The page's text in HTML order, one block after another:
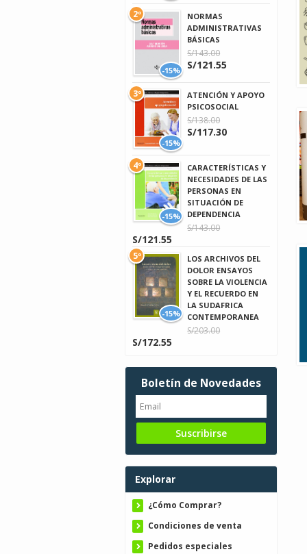
-15%
NORMAS
ADMINISTRATIVAS
BÁSICAS
S/143.00
S/121.55
2º
-15%
ATENCIÓN Y APOYO
PSICOSOCIAL
S/138.00
S/117.30
3º
-15%
CARACTERÍSTICAS Y
NECESIDADES DE LAS
PERSONAS EN
SITUACIÓN DE
DEPENDENCIA
S/143.00
S/121.55
4º
-15%
LOS ARCHIVOS DEL
DOLOR ENSAYOS
SOBRE LA VIOLENCIA
Y EL RECUERDO EN
LA SUDAFRICA
CONTEMPORANEA
S/203.00
S/172.55
5º
Boletín de Novedades
Explorar
¿Cómo Comprar?
Condiciones de venta
Pedidos especiales